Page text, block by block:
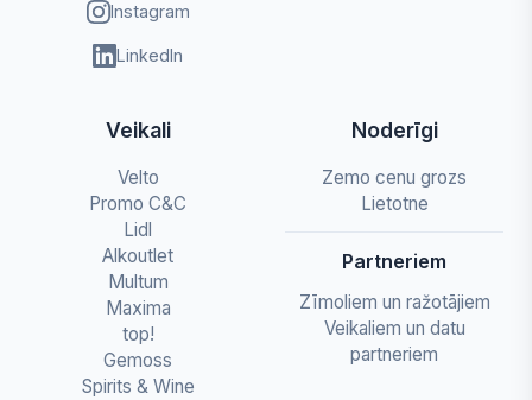
Instagram
LinkedIn
Veikali
Velto
Promo C&C
Lidl
Alkoutlet
Multum
Maxima
top!
Gemoss
Spirits & Wine
Noderīgi
Zemo cenu grozs
Lietotne
Partneriem
Zīmoliem un ražotājiem
Veikaliem un datu
partneriem